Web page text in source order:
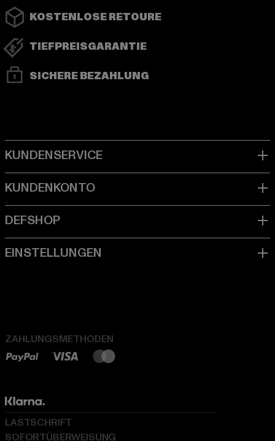
KOSTENLOSE RETOURE
TIEFPREISGARANTIE
SICHERE BEZAHLUNG
ZAHLUNGSMETHODEN
LASTSCHRIFT
SOFORTÜBERWEISUNG